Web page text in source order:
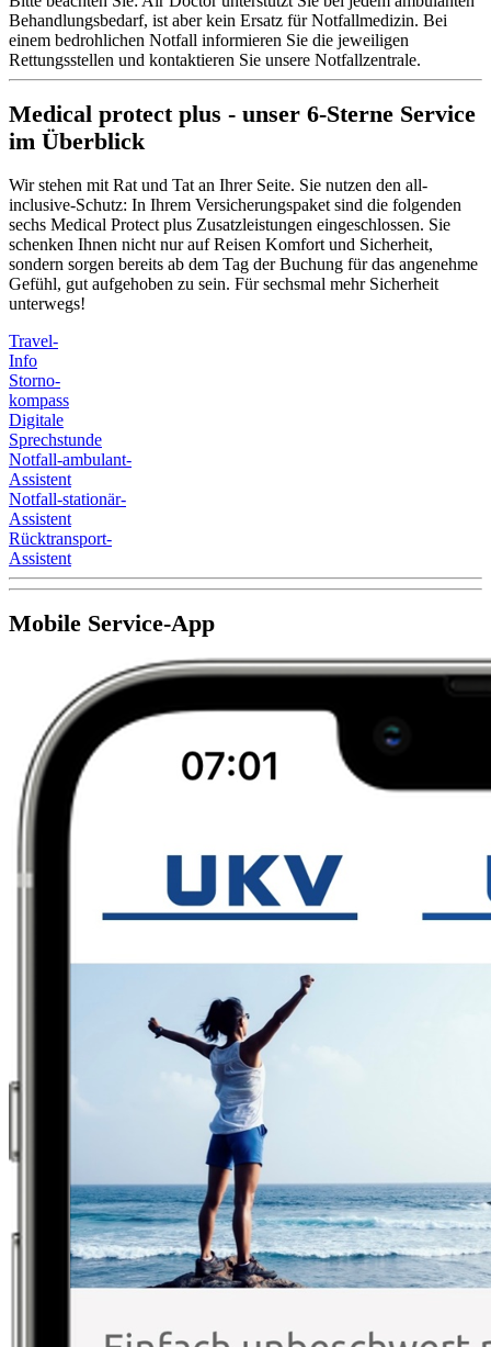
Behandlungsbedarf, ist aber kein Ersatz für Notfallmedizin. Bei
einem bedrohlichen Notfall informieren Sie die jeweiligen
Rettungsstellen und kontaktieren Sie unsere Notfallzentrale.
Medical protect plus - unser 6-Sterne Service
im Überblick
Wir stehen mit Rat und Tat an Ihrer Seite. Sie nutzen den all-
inclusive-Schutz: In Ihrem Versicherungspaket sind die folgenden
sechs Medical Protect plus Zusatzleistungen eingeschlossen. Sie
schenken Ihnen nicht nur auf Reisen Komfort und Sicherheit,
sondern sorgen bereits ab dem Tag der Buchung für das angenehme
Gefühl, gut aufgehoben zu sein. Für sechsmal mehr Sicherheit
unterwegs!
Travel-
Info
Storno-
kompass
Digitale
Sprechstunde
Notfall-ambulant-
Assistent
Notfall-stationär-
Assistent
Rücktransport-
Assistent
Mobile Service-App